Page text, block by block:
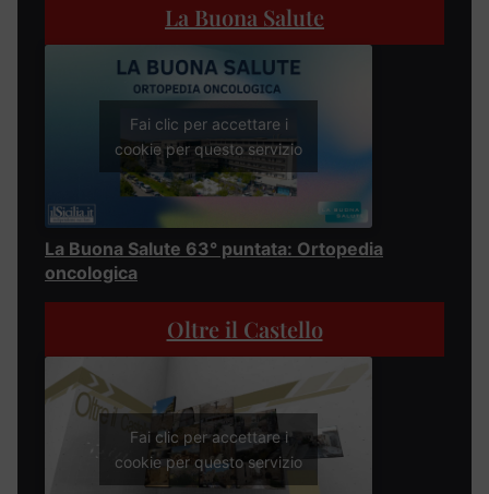
La Buona Salute
Fai clic per accettare i
cookie per questo servizio
La Buona Salute 63° puntata: Ortopedia
oncologica
Oltre il Castello
Fai clic per accettare i
cookie per questo servizio